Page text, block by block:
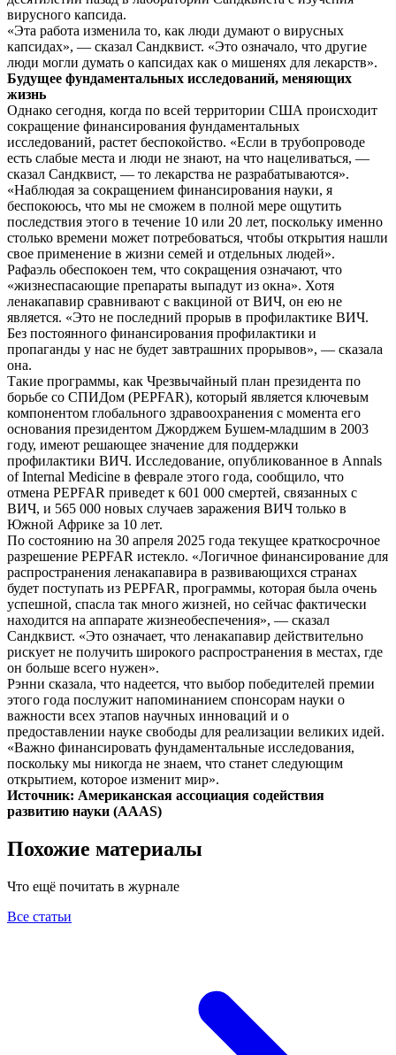
вирусного капсида.
«Эта работа изменила то, как люди думают о вирусных
капсидах», — сказал Сандквист. «Это означало, что другие
люди могли думать о капсидах как о мишенях для лекарств».
Будущее фундаментальных исследований, меняющих
жизнь
Однако сегодня, когда по всей территории США происходит
сокращение финансирования фундаментальных
исследований, растет беспокойство. «Если в трубопроводе
есть слабые места и люди не знают, на что нацеливаться, —
сказал Сандквист, — то лекарства не разрабатываются».
«Наблюдая за сокращением финансирования науки, я
беспокоюсь, что мы не сможем в полной мере ощутить
последствия этого в течение 10 или 20 лет, поскольку именно
столько времени может потребоваться, чтобы открытия нашли
свое применение в жизни семей и отдельных людей».
Рафаэль обеспокоен тем, что сокращения означают, что
«жизнеспасающие препараты выпадут из окна». Хотя
ленакапавир сравнивают с вакциной от ВИЧ, он ею не
является. «Это не последний прорыв в профилактике ВИЧ.
Без постоянного финансирования профилактики и
пропаганды у нас не будет завтрашних прорывов», — сказала
она.
Такие программы, как Чрезвычайный план президента по
борьбе со СПИДом (PEPFAR), который является ключевым
компонентом глобального здравоохранения с момента его
основания президентом Джорджем Бушем-младшим в 2003
году, имеют решающее значение для поддержки
профилактики ВИЧ. Исследование, опубликованное в Annals
of Internal Medicine в феврале этого года, сообщило, что
отмена PEPFAR приведет к 601 000 смертей, связанных с
ВИЧ, и 565 000 новых случаев заражения ВИЧ только в
Южной Африке за 10 лет.
По состоянию на 30 апреля 2025 года текущее краткосрочное
разрешение PEPFAR истекло. «Логичное финансирование для
распространения ленакапавира в развивающихся странах
будет поступать из PEPFAR, программы, которая была очень
успешной, спасла так много жизней, но сейчас фактически
находится на аппарате жизнеобеспечения», — сказал
Сандквист. «Это означает, что ленакапавир действительно
рискует не получить широкого распространения в местах, где
он больше всего нужен».
Рэнни сказала, что надеется, что выбор победителей премии
этого года послужит напоминанием спонсорам науки о
важности всех этапов научных инноваций и о
предоставлении науке свободы для реализации великих идей.
«Важно финансировать фундаментальные исследования,
поскольку мы никогда не знаем, что станет следующим
открытием, которое изменит мир».
Источник: Американская ассоциация содействия
развитию науки (AAAS)
Похожие материалы
Что ещё почитать в журнале
Все статьи